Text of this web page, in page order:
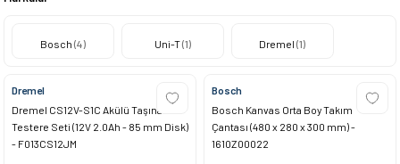
Bosch (4) Uni-T(1) Dremel(1)
Dremel
Dremel CS12V-S1C Akülü Taşınabilir
Testere Seti (12V 2.0Ah - 85 mm Disk)
- F013CS12JM
Bosch
Bosch Kanvas Orta Boy Takım
Çantası (480 x 280 x 300 mm) -
1610Z00022